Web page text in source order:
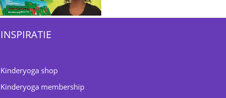
INSPIRATIE
Kinderyoga shop
Kinderyoga membership